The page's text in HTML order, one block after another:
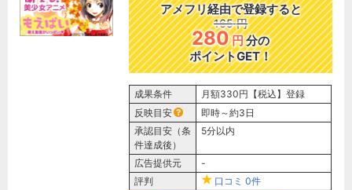
アメフリ経由で登録すると
165 円
280円分の
ポイントGET！
成果条件
月額330円【税込】登録
反映目安
即時～約3日
承認目安（条
件達成後）
5分以内
広告提供元
-
評判
口コミ 0件